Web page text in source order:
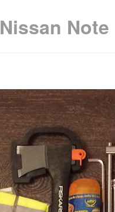
Nissan Note